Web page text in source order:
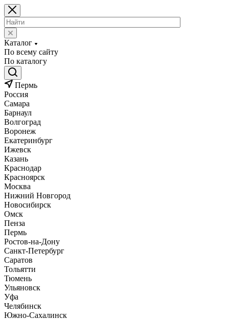
Каталог
По всему сайту
По каталогу
Пермь
Россия
Самара
Барнаул
Волгоград
Воронеж
Екатеринбург
Ижевск
Казань
Краснодар
Красноярск
Москва
Нижний Новгород
Новосибирск
Омск
Пенза
Пермь
Ростов-на-Дону
Санкт-Петербург
Саратов
Тольятти
Тюмень
Ульяновск
Уфа
Челябинск
Южно-Сахалинск